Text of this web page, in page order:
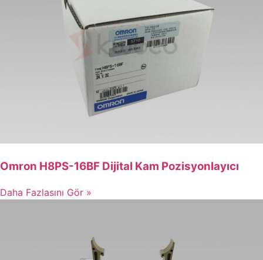
Omron H8PS-16BF Dijital Kam Pozisyonlayıcı
Daha Fazlasını Gör »